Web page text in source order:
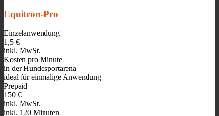
Equitron-Pro
Einzelanwendung
1,5 €
inkl. MwSt.
Kosten pro Minute
in der Hundesportarena
ideal für einmalige Anwendung
Prepaid
150 €
inkl. MwSt.
inkl. 120 Minuten